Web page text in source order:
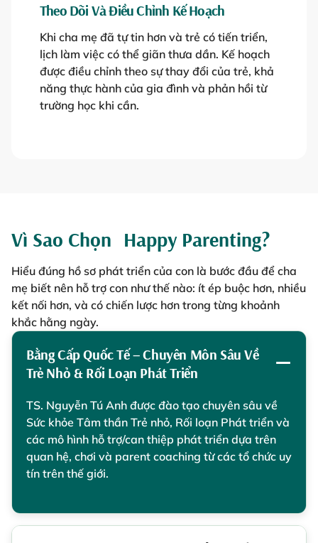
Theo Dõi Và Điều Chỉnh Kế Hoạch
Khi cha mẹ đã tự tin hơn và trẻ có tiến triển,
lịch làm việc có thể giãn thưa dần. Kế hoạch
được điều chỉnh theo sự thay đổi của trẻ, khả
năng thực hành của gia đình và phản hồi từ
trường học khi cần.
Vì Sao Chọn Happy Parenting?
Hiểu đúng hồ sơ phát triển của con là bước đầu để cha
mẹ biết nên hỗ trợ con như thế nào: ít ép buộc hơn, nhiều
kết nối hơn, và có chiến lược hơn trong từng khoảnh
khắc hằng ngày.
Bằng Cấp Quốc Tế – Chuyên Môn Sâu Về
Trẻ Nhỏ & Rối Loạn Phát Triển
TS. Nguyễn Tú Anh được đào tạo chuyên sâu về
Sức khỏe Tâm thần Trẻ nhỏ, Rối loạn Phát triển và
các mô hình hỗ trợ/can thiệp phát triển dựa trên
quan hệ, chơi và parent coaching từ các tổ chức uy
tín trên thế giới.